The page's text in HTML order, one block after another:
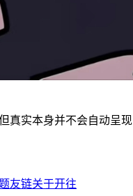
真实本身并不会自动呈现
友链关于开往